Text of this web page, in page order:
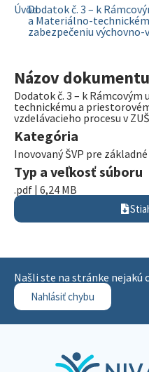
ÚvodDodatok č. 3 – k
a Materiálno-
zabezpečeniu výchovno-
Názov dokumentu
Dodatok č. 3 – k
technickému a
vzdelávacieho procesu v ZUŠ
Kategória
Inovovaný ŠVP pre
Typ a veľkosť súboru
.pdf | 6,24 MB
Našli ste na stránke nejakú
Nahlásiť chybu